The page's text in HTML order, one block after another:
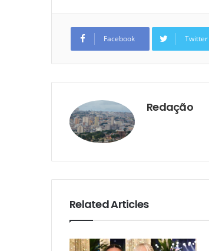
Facebook Twitter
Redação
Related Articles